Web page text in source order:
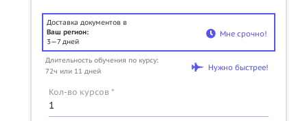
Доставка документов в
Ваш регион:
3—7 дней
Мне срочно!
Длительность обучения по курсу:
72ч или 11 дней
Нужно быстрее!
Кол-во курсов *